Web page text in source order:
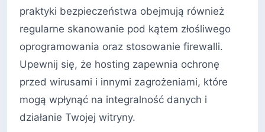
praktyki bezpieczeństwa obejmują również
regularne skanowanie pod kątem złośliwego
oprogramowania oraz stosowanie firewalli.
Upewnij się, że hosting zapewnia ochronę
przed wirusami i innymi zagrożeniami, które
mogą wpłynąć na integralność danych i
działanie Twojej witryny.